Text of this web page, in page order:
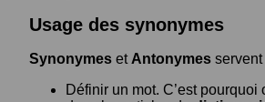
Usage des synonymes
Synonymes et Antonymes servent
Définir un mot. C’est pourquoi